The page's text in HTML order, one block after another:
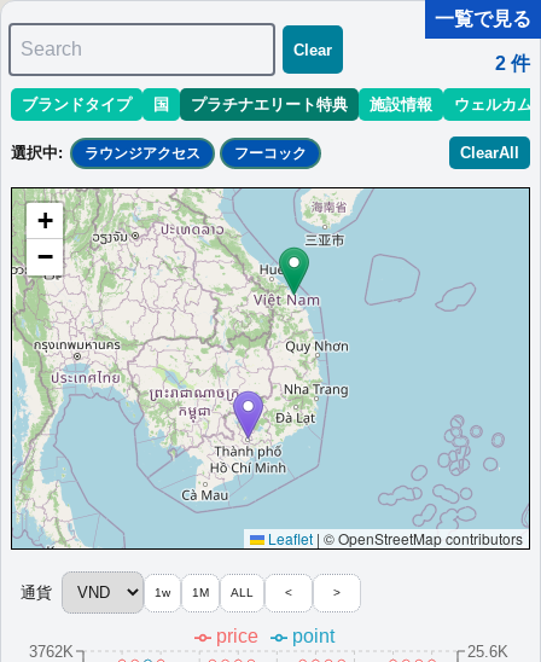
マリオット最新情報ホテル情報(アジア)ホテル特典攻略
1 - 2 件 / 全 2 件
並び替え: 最低価格目安 開業時期 エリア
ルネッサンス・リバーサイド・ホテル・サ
イゴン
ホーチミン市1区の個性的な宿泊施設。独自のサービスと5つ星の
贅沢な空間が魅力。
ベトナム
フーコック
開業:1999
年
最低価格目安:
3,325,000 VND
情報サイ
ト:arakokihocance.com
Marriott Bonvoyで価格をみる
プラチナエリート特典：
ウェルカムギフト朝食選択可,ラウンジアクセス有
（一部リゾート除く）,客室アップグレード有（スイート含む）,Rバー・ミッ
その他情報：サイゴン川クルーズ専用桟橋,屋上ヘリパッド
一覧で見る
Search
Clear
2 件
ブランドタイプ 国 プラチナエリート特典 施設情報 ウェルカム
選択中: ラウンジアクセス フーコック ClearAll
+
−
Leaflet | © OpenStreetMap contributors
3762K 25.6K
price point
通貨 1w 1M ALL < >